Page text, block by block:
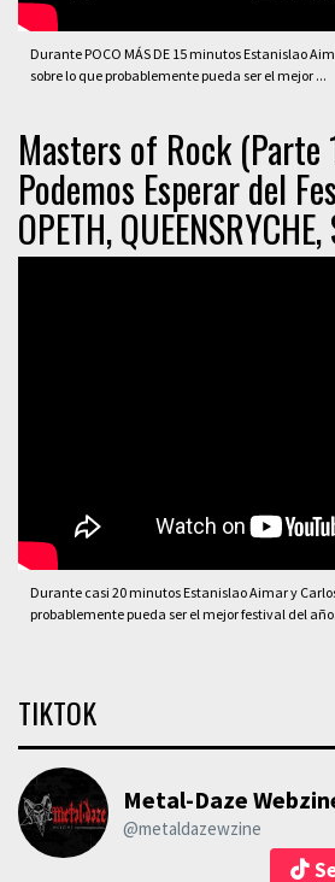
Durante POCO MÁS DE 15 minutos Estanislao
sobre lo que probablemente pueda ser el mejor ...
Masters of Rock (Parte
Podemos Esperar del
OPETH, QUEENSRYCHE,
Durante casi 20 minutos Estanislao Aimar y
probablemente pueda ser el mejor festival del año.
TIKTOK
Metal-Daze
@metaldazewzine